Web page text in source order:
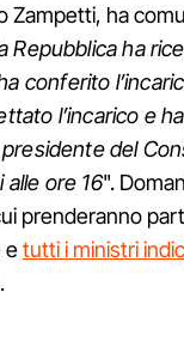
Zampetti, ha
Repubblica ha
conferito
l’incarico e
del
alle ore 16".
prenderanno
etutti i ministri